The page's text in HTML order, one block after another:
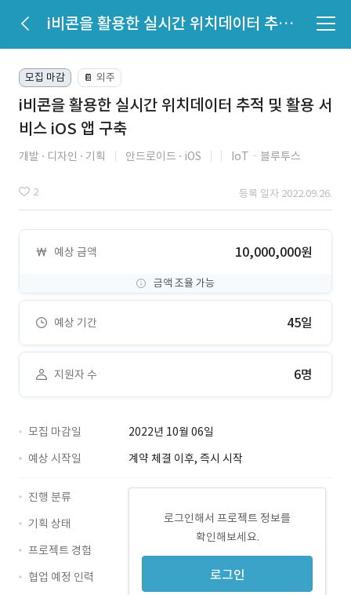
i비콘을 활용한 실시간 위치데이터 추적 및 활용 서비스 iOS 앱 구축
모집 마감 📔 외주
i비콘을 활용한 실시간 위치데이터 추적 및 활용 서
비스 iOS 앱 구축
개발 디자인 기획 안드로이드 iOS IoTㆍ블루투스
2 등록 일자 2022.09.26.
예상 금액 10,000,000원
금액 조율 가능
예상 기간 45일
지원자 수 6명
모집 마감일
2022년 10월 06일
예상 시작일
계약 체결 이후, 즉시 시작
로그인해서 프로젝트 정보를
확인해보세요.
로그인
진행 분류
기획 상태
프로젝트 경험
협업 예정 인력